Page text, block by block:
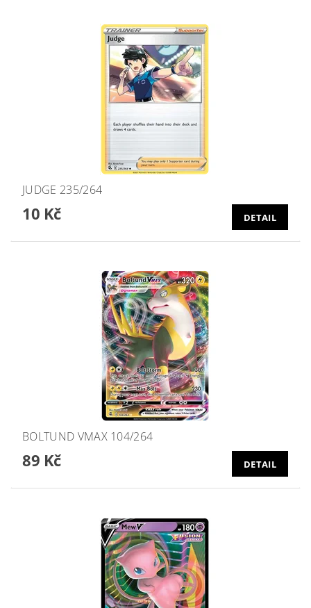
JUDGE 235/264
10 Kč DETAIL
BOLTUND VMAX 104/264
89 Kč DETAIL